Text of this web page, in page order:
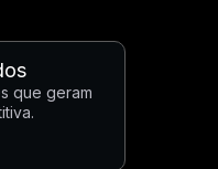
que geram